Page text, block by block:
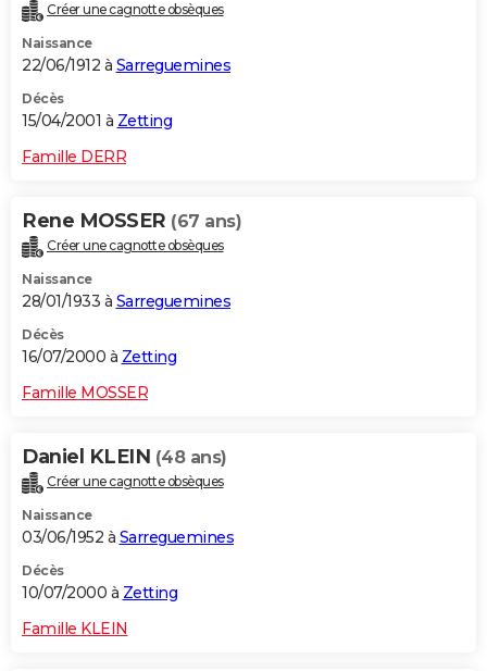
Créer une cagnotte obsèques
Naissance
22/06/1912 à Sarreguemines
Décès
15/04/2001 à Zetting
Famille DERR
Rene MOSSER (67 ans)
Créer une cagnotte obsèques
Naissance
28/01/1933 à Sarreguemines
Décès
16/07/2000 à Zetting
Famille MOSSER
Daniel KLEIN (48 ans)
Créer une cagnotte obsèques
Naissance
03/06/1952 à Sarreguemines
Décès
10/07/2000 à Zetting
Famille KLEIN